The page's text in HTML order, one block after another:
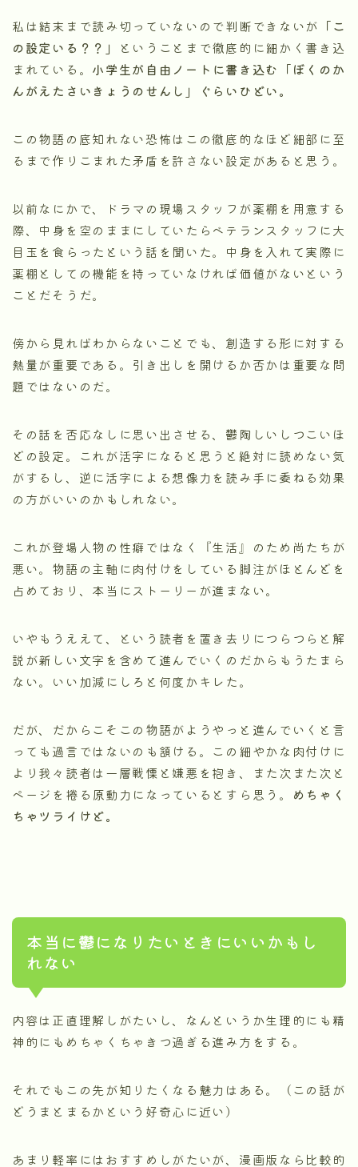
私は結末まで読み切っていないので判断できないが 「こ
の設定いる？？」
ということまで徹底的に細かく書き込
まれている。 小学生が自由ノートに書き込む「ぼくのか
んがえたさいきょうのせんし」ぐらいひどい。
この物語の底知れない恐怖はこの徹底的なほど細部に至
るまで作りこまれた矛盾を許さない設定があると思う。
以前なにかで、ドラマの現場スタッフが薬棚を用意する
際、中身を空のままにしていたらベテランスタッフに大
目玉を食らったという話を聞いた。中身を入れて実際に
薬棚としての機能を持っていなければ価値がないという
ことだそうだ。
傍から見ればわからないことでも、創造する形に対する
熱量が重要である。引き出しを開けるか否かは重要な問
題ではないのだ。
その話を否応なしに思い出させる、鬱陶しいしつこいほ
どの設定。これが活字になると思うと絶対に読めない気
がするし、逆に活字による想像力を読み手に委ねる効果
の方がいいのかもしれない。
これが登場人物の性癖ではなく『生活』のため尚たちが
悪い。物語の主軸に肉付けをしている脚注がほとんどを
占めており、本当にストーリーが進まない。
いやもうええて、という読者を置き去りにつらつらと解
説が新しい文字を含めて進んでいくのだからもうたまら
ない。いい加減にしろと何度かキレた。
だが、だからこそこの物語がようやっと進んでいくと言
っても過言ではないのも頷ける。この細やかな肉付けに
より我々読者は一層戦慄と嫌悪を抱き、また次また次と
ページを捲る原動力になっているとすら思う。
めちゃく
ちゃツライけど。
本当に鬱になりたいときにいいかもし
れない
内容は正直理解しがたいし、なんというか生理的にも精
神的にもめちゃくちゃきつ過ぎる進み方をする。
それでもこの先が知りたくなる魅力はある。（この話が
どうまとまるかという好奇心に近い）
あまり軽率にはおすすめしがたいが、漫画版なら比較的